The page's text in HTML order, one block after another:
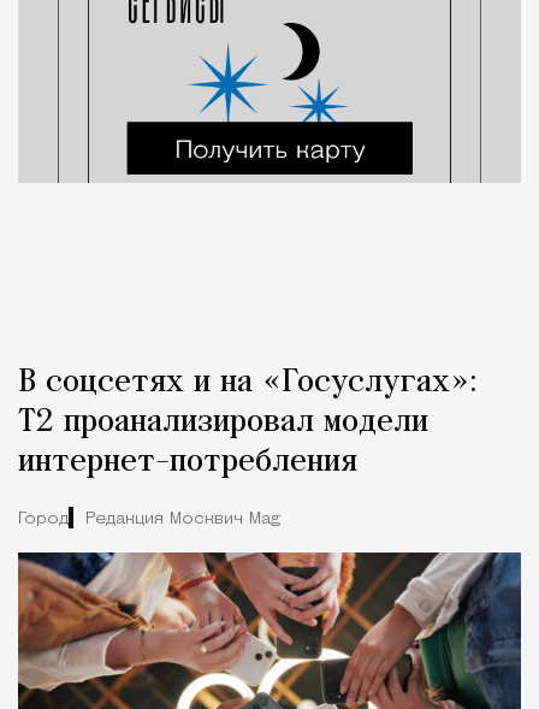
В соцсетях и на «Госуслугах»:
Т2 проанализировал модели
интернет-потребления
Город Редакция Москвич Mag